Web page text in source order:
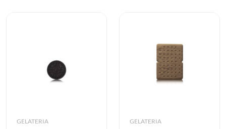
GELATERIA GELATERIA